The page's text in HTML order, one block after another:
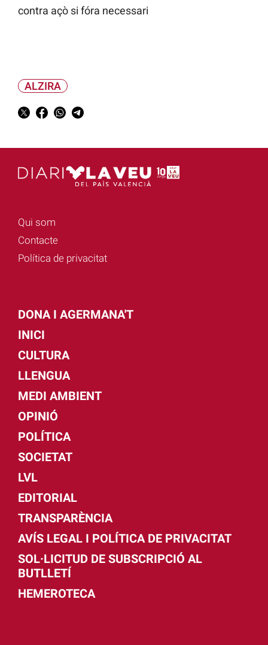
contra açò si fóra necessari
ALZIRA
Qui som
Contacte
Política de privacitat
DONA I AGERMANA'T
INICI
CULTURA
LLENGUA
MEDI AMBIENT
OPINIÓ
POLÍTICA
SOCIETAT
LVL
EDITORIAL
TRANSPARÈNCIA
AVÍS LEGAL I POLÍTICA DE PRIVACITAT
SOL·LICITUD DE SUBSCRIPCIÓ AL
BUTLLETÍ
HEMEROTECA